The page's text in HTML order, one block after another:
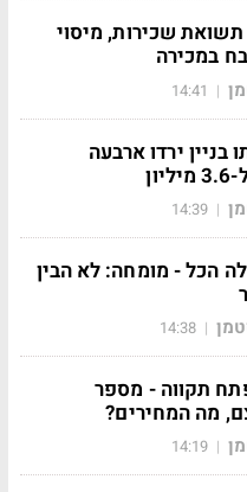
שכירות, מיסוי
במכירה
|
14:41
בניין ירדו ארבעה
|
14:39
הכל - מומחה: לא הבין
|
14:38
תקווה - מספר
מה המחירים?
|
14:19